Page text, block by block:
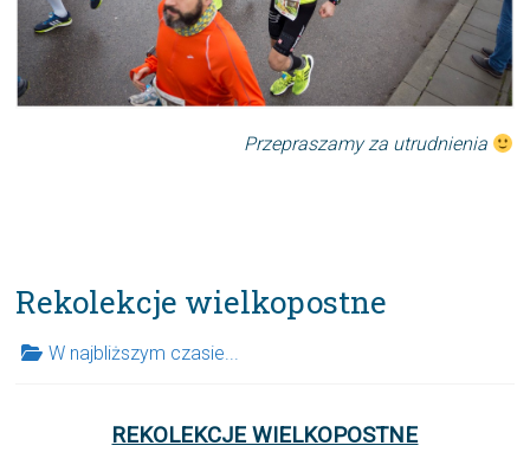
Przepraszamy za utrudnienia
Rekolekcje wielkopostne
W najbliższym czasie...
REKOLEKCJE WIELKOPOSTNE